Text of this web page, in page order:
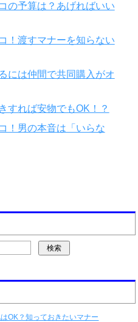
の予算は？あげればいい
！渡すマナーを知らない
には仲間で共同購入がオ
すれば安物でもOK！？
！男の本音は「いらな
OK？知っておきたいマナー